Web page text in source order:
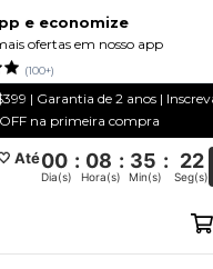
e economize
ofertas em nosso app
(100+)
| Garantia de 2 anos |
OFF na primeira compra
Até00 : 08 : 35 : 22
Dia(s) Hora(s) Min(s) Seg(s)